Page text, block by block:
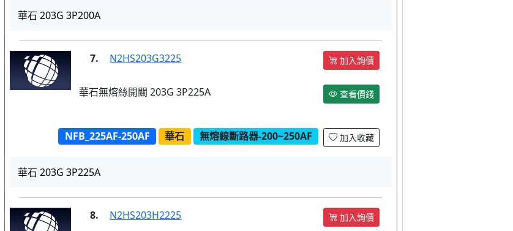
華石 203G 3P200A
7. N2HS203G3225 加入詢價
華石無熔絲開關 203G 3P225A 查看價錢
NFB_225AF-250AF 華石 無熔線斷路器-200~250AF 加入收藏
華石 203G 3P225A
8. N2HS203H2225 加入詢價